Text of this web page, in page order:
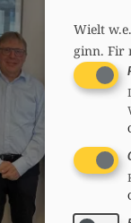
Wielt
ginn. Fir